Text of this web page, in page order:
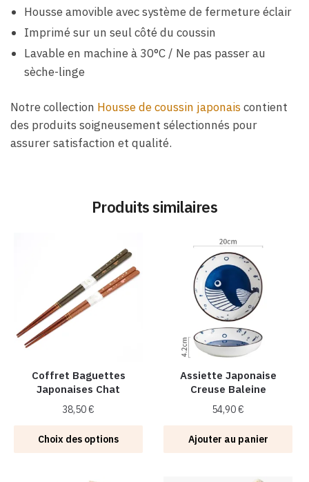
Housse amovible avec système de fermeture éclair
Imprimé sur un seul côté du coussin
Lavable en machine à 30°C / Ne pas passer au
sèche-linge
Notre collection Housse de coussin japonaiscontient
des produits soigneusement sélectionnés pour
assurer satisfaction et qualité.
Produits similaires
Coffret Baguettes
Japonaises Chat
38,50€
Choix des options
Ce
produit
Assiette Japonaise
Creuse Baleine
54,90€
Ajouter au panier